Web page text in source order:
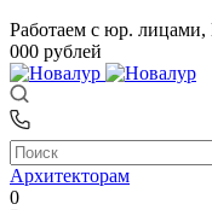
Работаем с юр.
000 рублей
Архитекторам
0